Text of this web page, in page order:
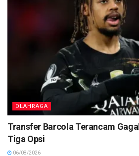
OLAHRAGA
Transfer Barcola Terancam
Tiga Opsi
06/08/2026